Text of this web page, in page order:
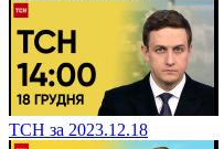
ТСН за 2023.12.18